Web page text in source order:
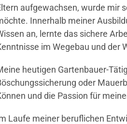
aufgewachsen, wurde mir
Innerhalb meiner
an, lernte das sichere
im Wegebau und der
heutigen Gartenbauer-
oder
und die Passion für
Laufe meiner beruflichen